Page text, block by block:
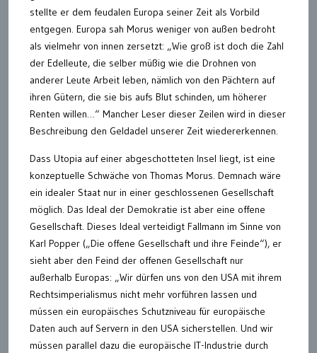
stellte er dem feudalen Europa seiner Zeit als Vorbild
entgegen. Europa sah Morus weniger von außen bedroht
als vielmehr von innen zersetzt: „Wie groß ist doch die Zahl
der Edelleute, die selber müßig wie die Drohnen von
anderer Leute Arbeit leben, nämlich von den Pächtern auf
ihren Gütern, die sie bis aufs Blut schinden, um höherer
Renten willen…“ Mancher Leser dieser Zeilen wird in dieser
Beschreibung den Geldadel unserer Zeit wiedererkennen.
Dass Utopia auf einer abgeschotteten Insel liegt, ist eine
konzeptuelle Schwäche von Thomas Morus. Demnach wäre
ein idealer Staat nur in einer geschlossenen Gesellschaft
möglich. Das Ideal der Demokratie ist aber eine offene
Gesellschaft. Dieses Ideal verteidigt Fallmann im Sinne von
Karl Popper („Die offene Gesellschaft und ihre Feinde“), er
sieht aber den Feind der offenen Gesellschaft nur
außerhalb Europas: „Wir dürfen uns von den USA mit ihrem
Rechtsimperialismus nicht mehr vorführen lassen und
müssen ein europäisches Schutzniveau für europäische
Daten auch auf Servern in den USA sicherstellen. Und wir
müssen parallel dazu die europäische IT-Industrie durch